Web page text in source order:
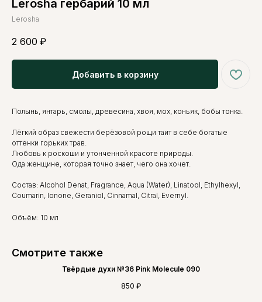
Lerosha гербарий 10 мл
Lerosha
2 600 ₽
Добавить в корзину
Полынь, янтарь, смолы, древесина, хвоя, мох, коньяк, бобы тонка.
Лёгкий образ свежести берёзовой рощи таит в себе богатые
оттенки горьких трав.
Любовь к роскоши и утонченной красоте природы.
Ода женщине, которая точно знает, чего она хочет.
Состав: Alcohol Denat, Fragrance, Aqua (Water), Linatool, Ethylhexyl,
Coumarin, Ionone, Geraniol, Cinnamal, Citral, Evernyl.
Объём: 10 мл
Смотрите также
Твёрдые духи №36 Pink Molecule 090
850 ₽